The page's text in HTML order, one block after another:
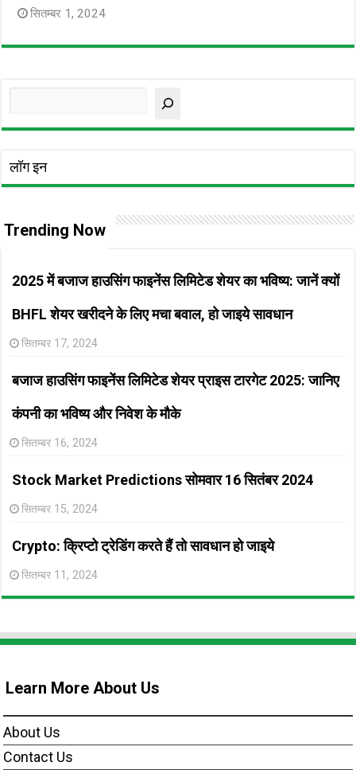
सितम्बर 1, 2024
लॉग इन
Trending Now
2025 में बजाज हाउसिंग फाइनेंस लिमिटेड शेयर का भविष्य: जानें क्यों
BHFL शेयर खरीदने के लिए मचा बवाल, हो जाइये सावधान
सितम्बर 17, 2024
बजाज हाउसिंग फाइनेंस लिमिटेड शेयर प्राइस टारगेट 2025: जानिए
कंपनी का भविष्य और निवेश के मौके
सितम्बर 16, 2024
Stock Market Predictions सोमवार 16 सितंबर 2024
सितम्बर 15, 2024
Crypto: क्रिप्टो ट्रेडिंग करते हैं तो सावधान हो जाइये
सितम्बर 11, 2024
Learn More About Us
About Us
Contact Us